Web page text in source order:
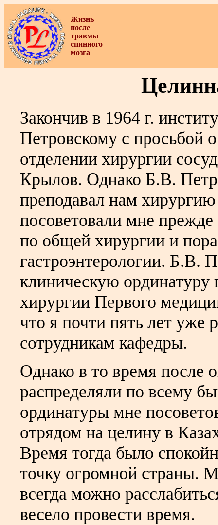
Жизнь
после
травмы
спинного
мозга
Закончив в 1964 г.
Петровскому с просьбой
отделении хирургии
Крылов. Однако Б.В.
преподавал нам
посоветовали мне
по общей хирургии и
гастроэнтерологии. Б.В.
клиническую ординатуру
хирургии Первого
что я почти пять лет
сотрудникам кафедры.
Однако в то время после
распределяли по всему
ординатуры мне
отрядом на целину в
Время тогда было
точку огромной страны.
всегда можно
весело провести время.